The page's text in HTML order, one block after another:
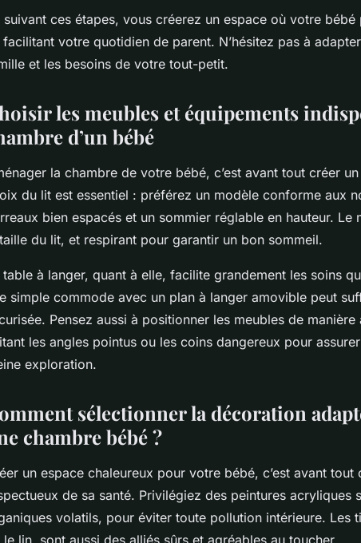
suivant ces étapes, vous créerez un espace où votre
facilitant votre quotidien de parent. N’hésitez pas à
et les besoins de votre tout-petit.
les meubles et équipements
d’un bébé
la chambre de votre bébé, c’est avant tout créer
du lit est essentiel : préférez un modèle conforme aux
bien espacés et un sommier réglable en hauteur.
du lit, et respirant pour garantir un bon sommeil.
table à langer, quant à elle, facilite grandement les soins
simple commode avec un plan à langer amovible peut
Pensez aussi à positionner les meubles de
les angles pointus ou les coins dangereux pour
exploration.
sélectionner la décoration
chambre bébé ?
un espace chaleureux pour votre bébé, c’est avant
de sa santé. Privilégiez des peintures acryliques
volatils, pour éviter toute pollution intérieure. Les
le lin, sont aussi des alliés sûrs et agréables au toucher.